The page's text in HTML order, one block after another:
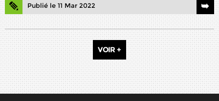
Publié le 11 Mar 2022
VOIR +